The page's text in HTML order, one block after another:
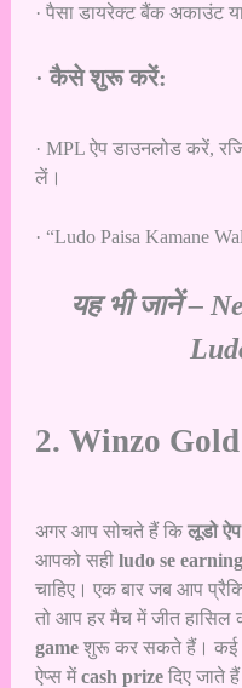
· पैसा डायरेक्ट बैंक अकाउंट
· कैसे शुरू करें:
· MPL ऐप डाउनलोड करें,
लें।
· “Ludo Paisa Kamane
यह भी जानें –
2. Winzo Gold
अगर आप सोचते हैं कि लूडो
आपको सही ludo se
चाहिए। एक बार जब आप
तो आप हर मैच में जीत हासिल
gameशुरू कर सकते हैं। कई
ऐप्स मेंcash prizeदिए जाते